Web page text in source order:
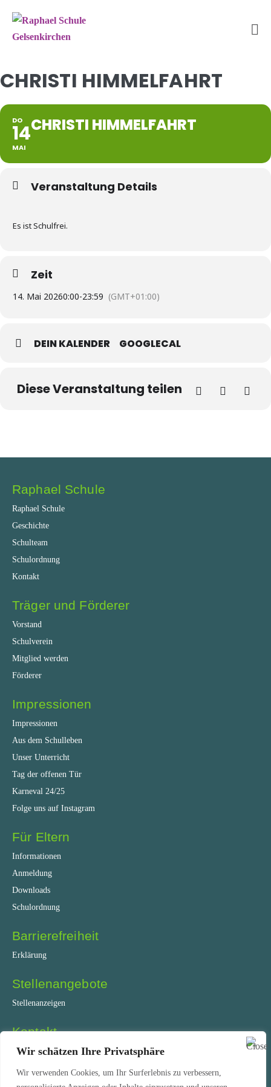
Wir schätzen Ihre Privatsphäre
Wir verwenden Cookies, um Ihr Surferlebnis zu verbessern,
Inhalt
springen
CHRISTI HIMMELFAHRT
DO
14
MAI
CHRISTI HIMMELFAHRT
Veranstaltung Details
Es ist Schulfrei.
Zeit
14. Mai 20260:00-23:59 (GMT+01:00)
DEIN KALENDER GOOGLECAL
Diese Veranstaltung teilen
Raphael Schule
Raphael Schule
Geschichte
Schulteam
Schulordnung
Kontakt
Träger und Förderer
Vorstand
Schulverein
Mitglied werden
Förderer
Impressionen
Impressionen
Aus dem Schulleben
Unser Unterricht
Tag der offenen Tür
Karneval 24/25
Folge uns auf Instagram
Für Eltern
Informationen
Anmeldung
Downloads
Schulordnung
Barrierefreiheit
Erklärung
Stellenangebote
Stellenanzeigen
Kontakt
Coesfelder Straße 75
Tel.: +49 209 51 30 260